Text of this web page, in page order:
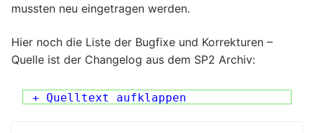
mussten neu eingetragen werden.
Hier noch die Liste der Bugfixe und Korrekturen –
Quelle ist der Changelog aus dem SP2 Archiv:
+ Quelltext aufklappen